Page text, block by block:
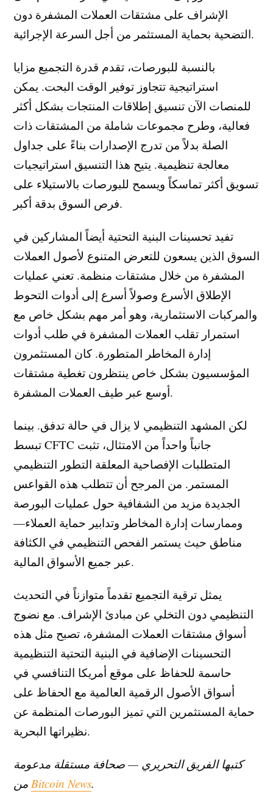
الإشراف على مشتقات العملات المشفرة دون
التضحية بحماية المستثمر من أجل السرعة الإجرائية.
بالنسبة للبورصات، تقدم قدرة التجميع مزايا
استراتيجية تتجاوز توفير الوقت البحت. يمكن
للمنصات الآن تنسيق إطلاقات المنتجات بشكل أكثر
فعالية، وطرح مجموعات شاملة من المشتقات ذات
الصلة بدلاً من تدرج الإصدارات بناءً على جداول
معالجة تنظيمية. يتيح هذا التنسيق استراتيجيات
تسويق أكثر تماسكاً ويسمح للبورصات بالاستيلاء على
فرص السوق بدقة أكبر.
تفيد تحسينات البنية التحتية أيضاً المشاركين في
السوق الذين يسعون للتعرض المتنوع لأصول العملات
المشفرة من خلال مشتقات منظمة. تعني عمليات
الإطلاق الأسرع وصولاً أسرع إلى أدوات التحوط
والمركبات الاستثمارية، وهو أمر مهم بشكل خاص مع
استمرار تقلب العملات المشفرة في طلب أدوات
إدارة المخاطر المتطورة. كان المستثمرون
المؤسسيون بشكل خاص ينتظرون تغطية مشتقات
أوسع عبر طيف العملات المشفرة.
لكن المشهد التنظيمي لا يزال في حالة تدفق. بينما
تبسط CFTC جانباً واحداً من الامتثال، تثبت
المتطلبات الإفصاحية المعلقة التطور التنظيمي
المستمر. من المرجح أن تتطلب هذه القواعس
الجديدة مزيد من الشفافية حول عمليات البورصة
وممارسات إدارة المخاطر وتدابير حماية العملاء—
مناطق حيث يستمر الفحص التنظيمي في الكثافة
عبر جميع الأسواق المالية.
يمثل ترقية التجميع تقدماً متوازناً في التحديث
التنظيمي دون التخلي عن مبادئ الإشراف. مع نضوج
أسواق مشتقات العملات المشفرة، تصبح مثل هذه
التحسينات الإضافية في البنية التحتية التنظيمية
حاسمة للحفاظ على موقع أمريكا التنافسي في
أسواق الأصول الرقمية العالمية مع الحفاظ على
حماية المستثمرين التي تميز البورصات المنظمة عن
نظيراتها البحرية.
كتبها الفريق التحريري — صحافة مستقلة مدعومة
Bitcoin News.